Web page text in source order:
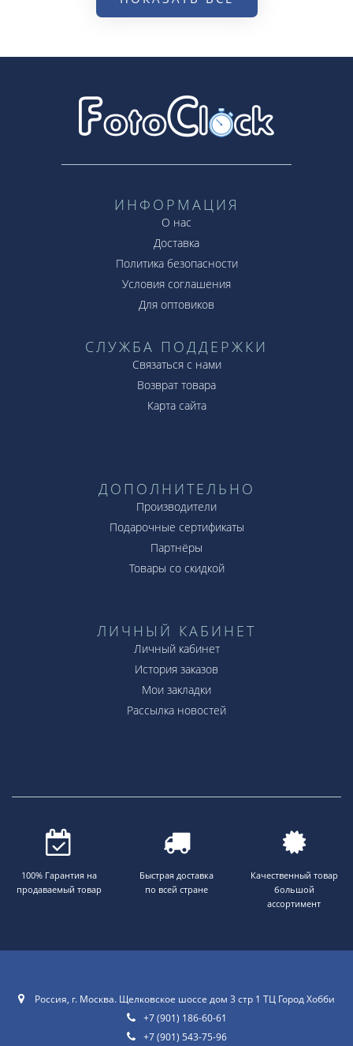
ИНФОРМАЦИЯ
О нас
Доставка
Политика безопасности
Условия соглашения
Для оптовиков
СЛУЖБА ПОДДЕРЖКИ
Связаться с нами
Возврат товара
Карта сайта
ДОПОЛНИТЕЛЬНО
Производители
Подарочные сертификаты
Партнёры
Товары со скидкой
ЛИЧНЫЙ КАБИНЕТ
Личный кабинет
История заказов
Мои закладки
Рассылка новостей
100% Гарантия на
продаваемый товар
Быстрая доставка
по всей стране
Качественный товар
большой
ассортимент
Россия, г. Москва. Щелковское шоссе дом 3 стр 1 ТЦ Город Хобби
+7 (901) 186-60-61
+7 (901) 543-75-96